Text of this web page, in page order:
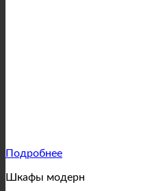
Подробнее
Шкафы модерн